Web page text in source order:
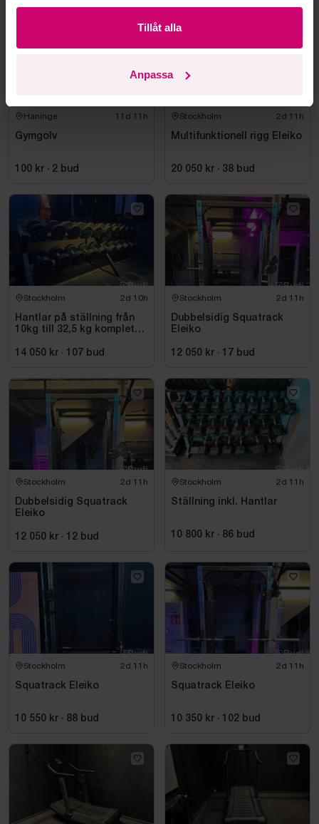
Tillåt alla
Anpassa
Haninge 11d 11h
Gymgolv
100 kr · 2 bud
Stockholm 2d 11h
Multifunktionell rigg Eleiko
20 050 kr · 38 bud
Stockholm 2d 10h
Hantlar på ställning från
10kg till 32,5 kg komplett
14 050 kr · 107 bud
Stockholm 2d 11h
Dubbelsidig Squatrack
Eleiko
12 050 kr · 17 bud
Stockholm 2d 11h
Dubbelsidig Squatrack
Eleiko
12 050 kr · 12 bud
Stockholm 2d 11h
Ställning inkl. Hantlar
10 800 kr · 86 bud
Stockholm 2d 11h
Squatrack Eleiko
10 550 kr · 88 bud
Stockholm 2d 11h
Squatrack Eleiko
10 350 kr · 102 bud